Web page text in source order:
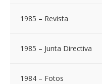
1985 – Revista
1985 – Junta Directiva
1984 – Fotos